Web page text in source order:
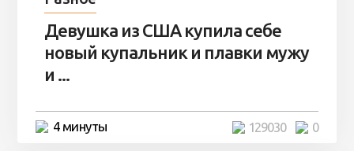
Девушка из США купила себе
новый купальник и плавки мужу
и ...
4 минуты 0
129030